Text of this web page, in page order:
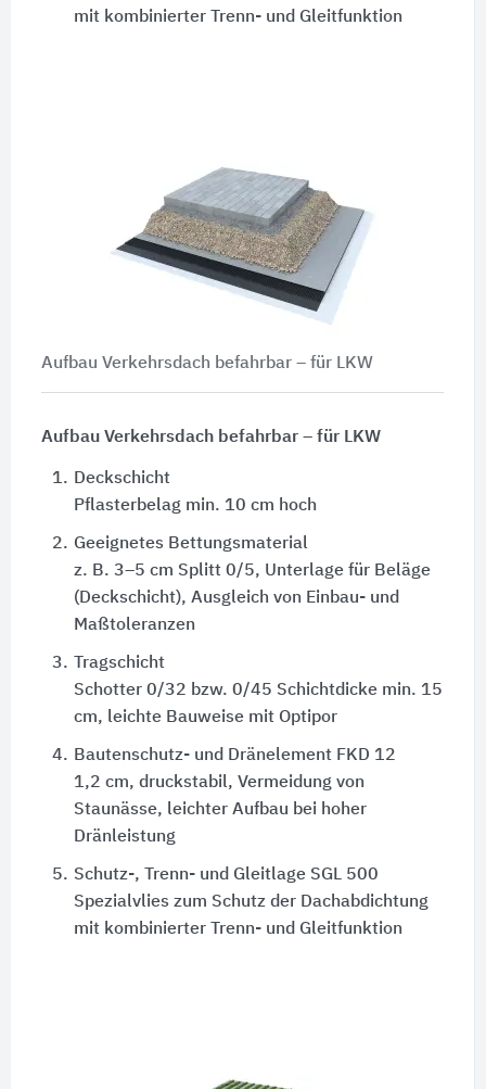
mit kombinierter Trenn- und Gleitfunktion
Aufbau Verkehrsdach befahrbar – für LKW
Aufbau Verkehrsdach befahrbar – für LKW
1. Deckschicht
Pflasterbelag min. 10 cm hoch
2. Geeignetes Bettungsmaterial
z. B. 3–5 cm Splitt 0/5, Unterlage für Beläge
(Deckschicht), Ausgleich von Einbau- und
Maßtoleranzen
3.
Tragschicht
Schotter 0/32 bzw. 0/45 Schichtdicke min. 15
cm, leichte Bauweise mit Optipor
4. Bautenschutz- und Dränelement FKD 12
1,2 cm, druckstabil, Vermeidung von
Staunässe, leichter Aufbau bei hoher
Dränleistung
5. Schutz-, Trenn- und Gleitlage SGL 500
Spezialvlies zum Schutz der Dachabdichtung
mit kombinierter Trenn- und Gleitfunktion